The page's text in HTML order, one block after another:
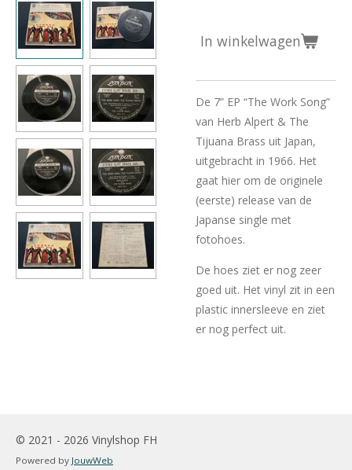
In winkelwagen
De 7” EP “The Work Song”
van Herb Alpert & The
Tijuana Brass uit Japan,
uitgebracht in 1966. Het
gaat hier om de originele
(eerste) release van de
Japanse single met
fotohoes.
De hoes ziet er nog zeer
goed uit. Het vinyl zit in een
plastic innersleeve en ziet
er nog perfect uit.
© 2021 - 2026 Vinylshop FH
Powered by JouwWeb